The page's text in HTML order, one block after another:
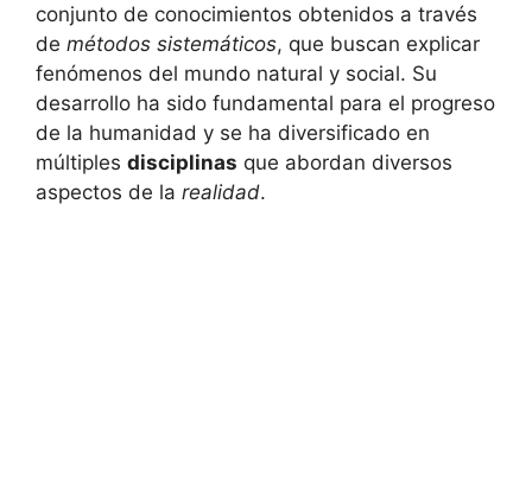
conjunto de conocimientos obtenidos a través
de métodos sistemáticos, que buscan explicar
fenómenos del mundo natural y social. Su
desarrollo ha sido fundamental para el progreso
de la humanidad y se ha diversificado en
múltiples disciplinas que abordan diversos
aspectos de la realidad.